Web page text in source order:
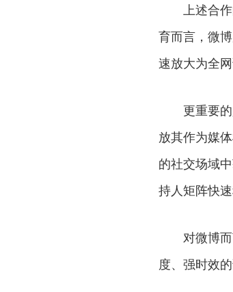
上述合
育而言，微
速放大为全
更重要
放其作为媒
的社交场域
持人矩阵快
对微博
度、强时效